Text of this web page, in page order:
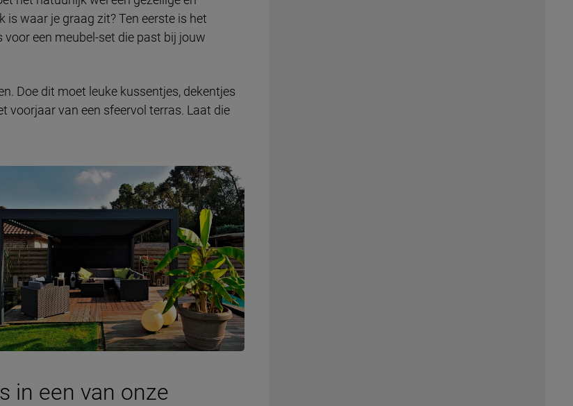
is waar je graag zit? Ten eerste is het
een meubel-set die past bij jouw
Doe dit moet leuke kussentjes, dekentjes
voorjaar van een sfeervol terras. Laat die
in een van onze